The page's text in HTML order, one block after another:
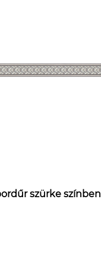
szürke színben